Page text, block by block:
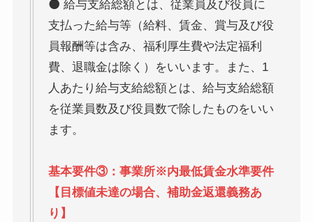
⚫ 給与支給総額とは、従業員及び役員に
支払った給与等（給料、賃金、賞与及び役
員報酬等は含み、福利厚生費や法定福利
費、退職金は除く）をいいます。また、1
人あたり給与支給総額とは、給与支給総額
を従業員数及び役員数で除したものをいい
ます。
基本要件③：事業所※内最低賃金水準要件
【目標値未達の場合、補助金返還義務あ
り】